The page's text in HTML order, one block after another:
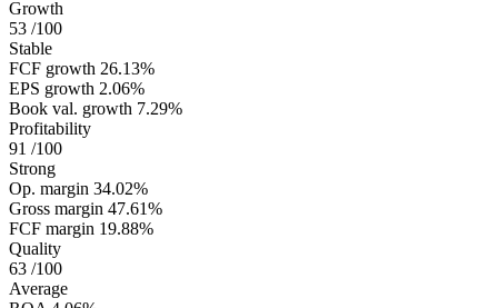
Growth
53 /100
Stable
FCF growth 26.13%
EPS growth 2.06%
Book val. growth 7.29%
Profitability
91 /100
Strong
Op. margin 34.02%
Gross margin 47.61%
FCF margin 19.88%
Quality
63 /100
Average